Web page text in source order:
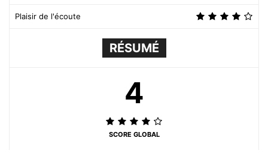
Plaisir de l'écoute
RÉSUMÉ
4
SCORE GLOBAL